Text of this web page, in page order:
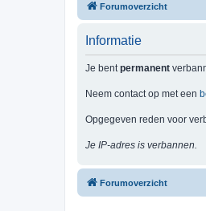
Forumoverzicht
Informatie
Je bentpermanent
Neem contact op met een
Opgegeven reden voor
Je IP-adres is verbannen.
Forumoverzicht